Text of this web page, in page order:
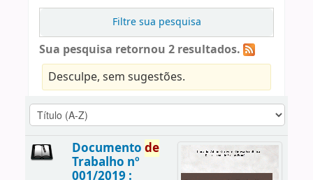
Filtre sua pesquisa
Sua pesquisa retornou 2 resultados.
Desculpe, sem sugestões.
Documento de
Trabalho nº
001/2019 :